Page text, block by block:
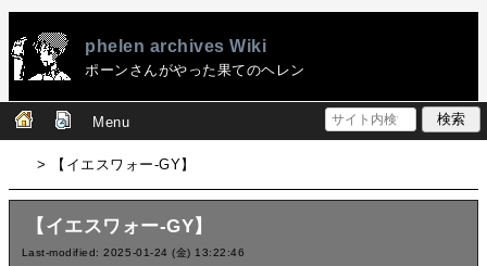
phelen archives Wiki
ポーンさんがやった果てのヘレン
Menu
> 【イエスワォー-GY】
【イエスワォー-GY】
Last-modified: 2025-01-24 (金) 13:22:46